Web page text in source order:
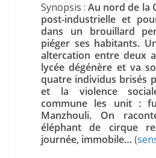
Synopsis :Au nord de la
post-industrielle et
dans un brouillard
piéger ses habitants.
altercation entre deux
lycée dégénère et va
quatre individus brisés
et la violence
commune les unit :
Manzhouli. On
éléphant de cirque
journée, immobile… (